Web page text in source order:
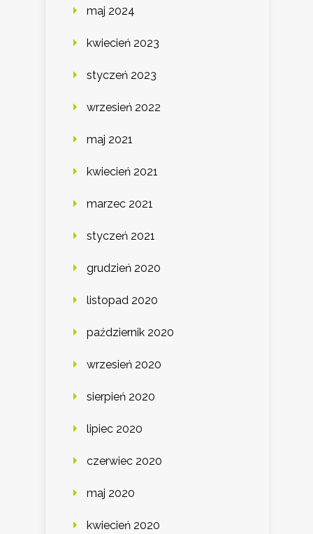
maj 2024
kwiecień 2023
styczeń 2023
wrzesień 2022
maj 2021
kwiecień 2021
marzec 2021
styczeń 2021
grudzień 2020
listopad 2020
październik 2020
wrzesień 2020
sierpień 2020
lipiec 2020
czerwiec 2020
maj 2020
kwiecień 2020